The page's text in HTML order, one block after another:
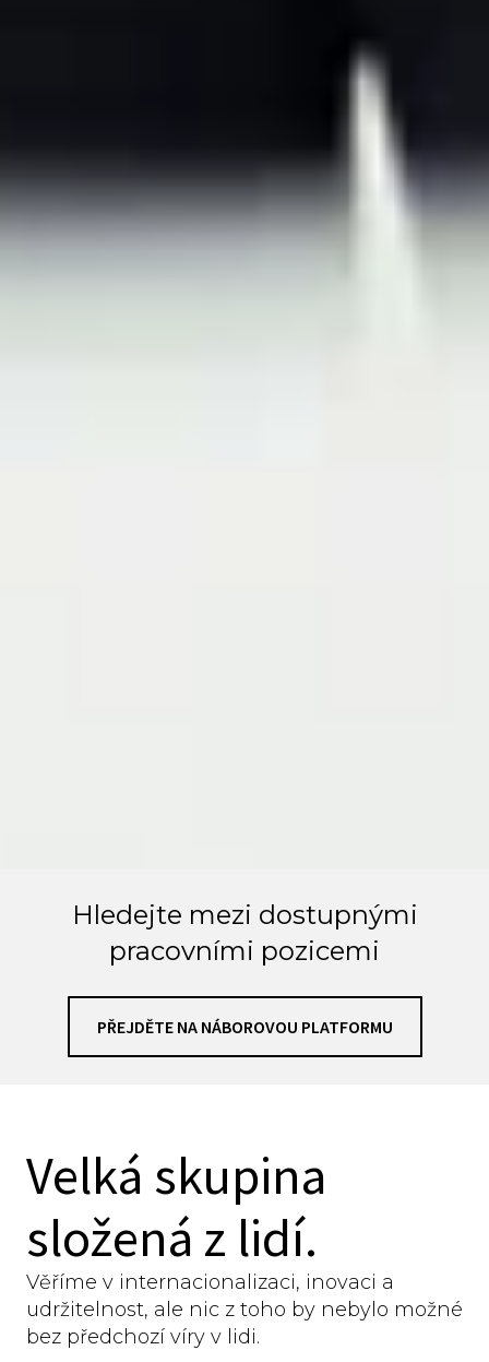
Hledejte mezi dostupnými
pracovními pozicemi
PŘEJDĚTE NA NÁBOROVOU PLATFORMU
Velká skupina
složená z lidí.
Věříme v internacionalizaci, inovaci a
udržitelnost, ale nic z toho by nebylo možné
bez předchozí víry v lidi.